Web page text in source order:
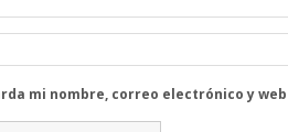
mi nombre, correo electrónico y